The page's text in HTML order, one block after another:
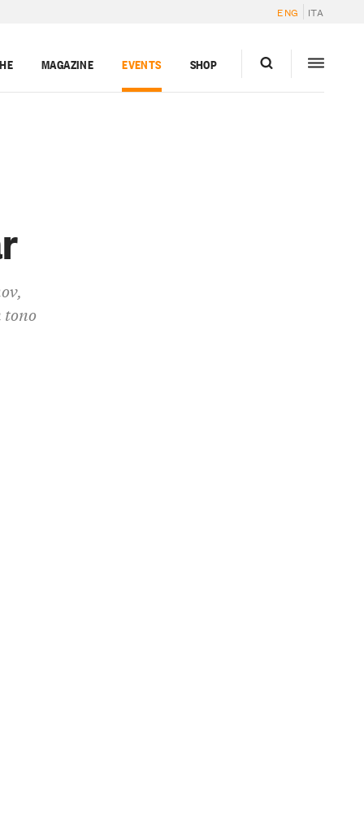
ENG ITA
MAGAZINE EVENTS SHOP
tono